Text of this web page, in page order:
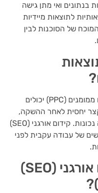
בנתונים ואי מתן גישה
לתוצאות מיידיות
של הסוכנות לבין
תלוי בפלטפורמה ובמטרה. קמפיינים ממומנים (PPC) יכולים
קצר יחסית לאחר ההשקה,
בתנאי שהאסטרטגיה והאופטימיזציה נכונות. קידום אורגני (SEO)
של עבודה עקבית לפני
מה ההבדל בין קידום אורגני (SEO)